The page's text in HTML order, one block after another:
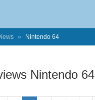
Nintendo 64
Nintendo 64